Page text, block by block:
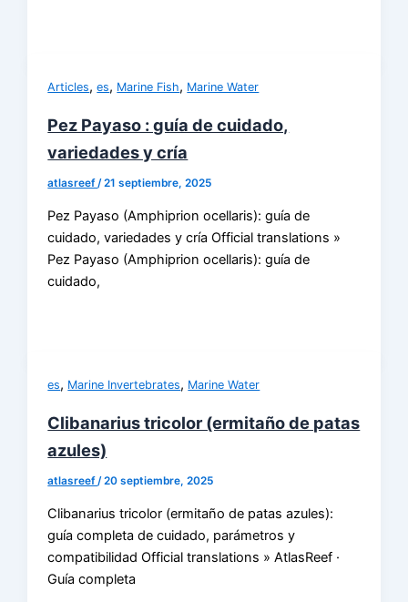
Articles,es, Marine Fish, Marine Water
Pez Payaso : guía de cuidado,
variedades y cría
atlasreef/21 septiembre, 2025
Pez Payaso (Amphiprion ocellaris): guía de
cuidado, variedades y cría Official translations »
Pez Payaso (Amphiprion ocellaris): guía de
cuidado,
es, Marine Invertebrates, Marine Water
Clibanarius tricolor (ermitaño de patas
azules)
atlasreef/20 septiembre, 2025
Clibanarius tricolor (ermitaño de patas azules):
guía completa de cuidado, parámetros y
compatibilidad Official translations » AtlasReef ·
Guía completa